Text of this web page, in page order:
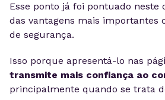
Esse ponto já foi pontuado neste
das vantagens mais importantes
de segurança.
Isso porque apresentá-lo nas
transmite mais confiança ao
principalmente quando se trata